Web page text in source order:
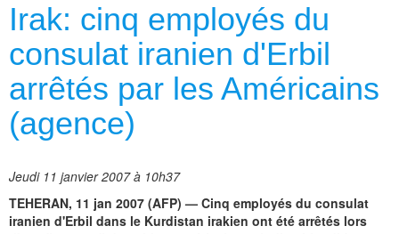
Irak: cinq employés du
consulat iranien d'Erbil
arrêtés par les Américains
(agence)
Jeudi 11 janvier 2007 à 10h37
TEHERAN, 11 jan 2007 (AFP) — Cinq employés du consulat
iranien d'Erbil dans le Kurdistan irakien ont été arrêtés lors